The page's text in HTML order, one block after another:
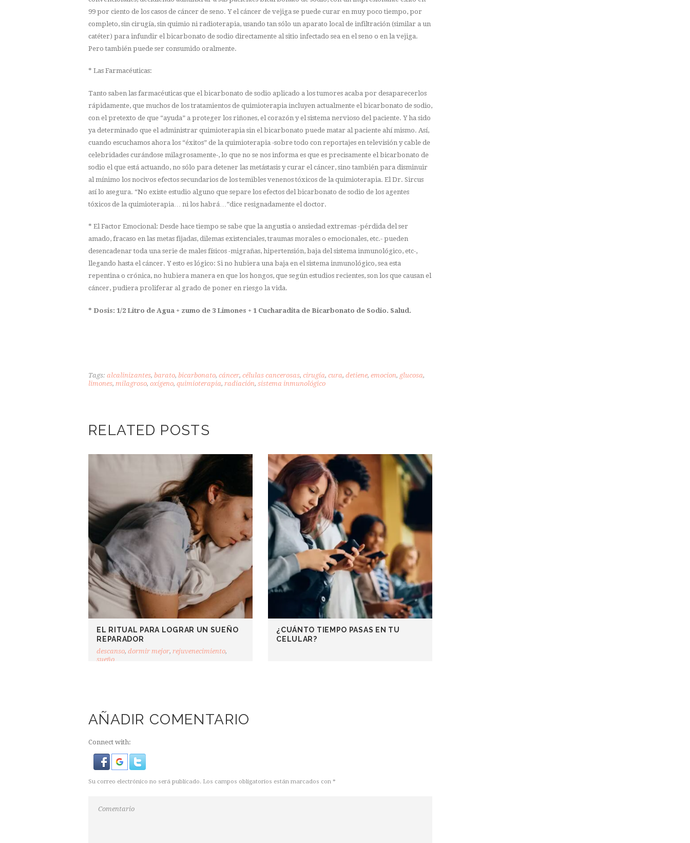
99 por ciento de los casos de cáncer de seno. Y el cáncer de vejiga se puede curar en muy poco tiempo, por
completo, sin cirugía, sin quimio ni radioterapia, usando tan sólo un aparato local de infiltración (similar a un
catéter) para infundir el bicarbonato de sodio directamente al sitio infectado sea en el seno o en la vejiga.
Pero también puede ser consumido oralmente.
* Las Farmacéuticas:
Tanto saben las farmacéuticas que el bicarbonato de sodio aplicado a los tumores acaba por desaparecerlos
rápidamente, que muchos de los tratamientos de quimioterapia incluyen actualmente el bicarbonato de sodio,
con el pretexto de que “ayuda” a proteger los riñones, el corazón y el sistema nervioso del paciente. Y ha sido
ya determinado que el administrar quimioterapia sin el bicarbonato puede matar al paciente ahí mismo. Así,
cuando escuchamos ahora los “éxitos” de la quimioterapia -sobre todo con reportajes en televisión y cable de
celebridades curándose milagrosamente-, lo que no se nos informa es que es precisamente el bicarbonato de
sodio el que está actuando, no sólo para detener las metástasis y curar el cáncer, sino también para disminuir
al mínimo los nocivos efectos secundarios de los temibles venenos tóxicos de la quimioterapia. El Dr. Sircus
así lo asegura. “No existe estudio alguno que separe los efectos del bicarbonato de sodio de los agentes
tóxicos de la quimioterapia… ni los habrá…”dice resignadamente el doctor.
* El Factor Emocional: Desde hace tiempo se sabe que la angustia o ansiedad extremas -pérdida del ser
amado, fracaso en las metas fijadas, dilemas existenciales, traumas morales o emocionales, etc.- pueden
desencadenar toda una serie de males físicos -migrañas, hipertensión, baja del sistema inmunológico, etc-,
llegando hasta el cáncer. Y esto es lógico: Si no hubiera una baja en el sistema inmunológico, sea esta
repentina o crónica, no hubiera manera en que los hongos, que según estudios recientes, son los que causan el
cáncer, pudiera proliferar al grado de poner en riesgo la vida.
* Dosis: 1/2 Litro de Agua + zumo de 3 Limones + 1 Cucharadita de Bicarbonato de Sodio. Salud.
Tags: alcalinizantes, barato, bicarbonato, cáncer, células cancerosas, cirugía, cura, detiene, emocion, glucosa,
limones, milagroso, oxígeno, quimioterapia, radiación, sistema inmunológico
RELATED POSTS
EL RITUAL PARA LOGRAR UN SUEÑO
REPARADOR
descanso,dormir mejor,rejuvenecimiento,
sueño
¿CUÁNTO TIEMPO PASAS EN TU
CELULAR?
AÑADIR COMENTARIO
Connect with:
Su correo electrónico no será publicado. Los campos obligatorios están marcados con *